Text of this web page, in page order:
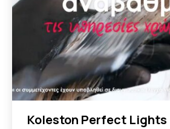
Koleston Perfect Lights